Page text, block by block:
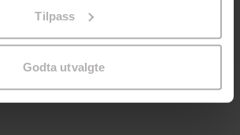
Tilpass
Godta utvalgte
9788205506152